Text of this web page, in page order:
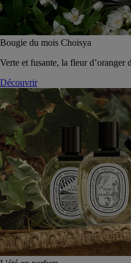
Bougie du mois Choisya
Verte et fusante, la fleur d’oranger
Découvrir